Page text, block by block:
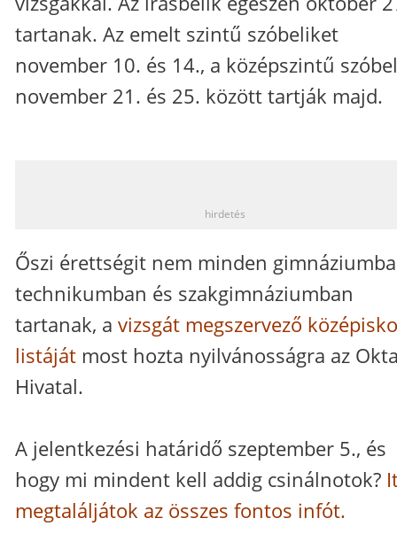
tartanak. Az emelt szintű szóbeliket
november 10. és 14., a középszintű
november 21. és 25. között tartják majd.
hirdetés
Őszi érettségit nem minden
technikumban és szakgimnáziumban
tartanak, a vizsgát megszervező
listáját most hozta nyilvánosságra az
Hivatal.
A jelentkezési határidő szeptember 5., és
hogy mi mindent kell addig csinálnotok?
megtaláljátok az összes fontos infót.